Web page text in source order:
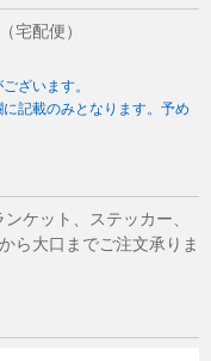
宅配便）
ざいます。
記載のみとなります。予め
ケット、ステッカー、
ら大口までご注文承りま